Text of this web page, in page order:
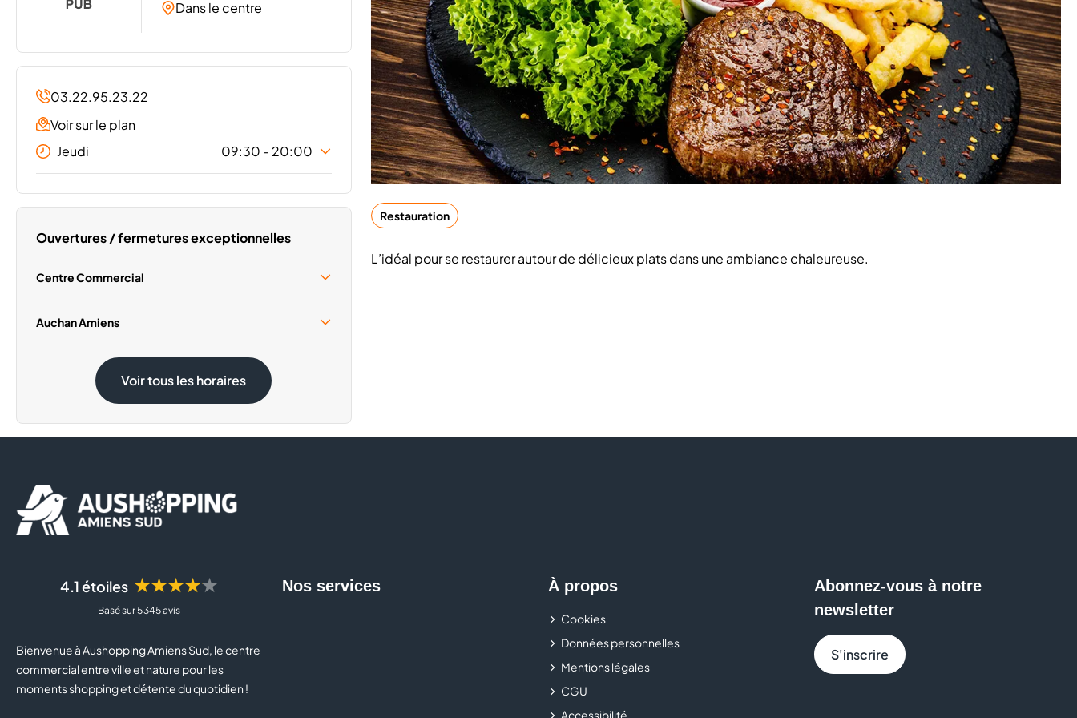
Dans le centre
03.22.95.23.22
Voir sur le plan
Jeudi
09:30 - 20:00
Lundi
09:30 - 20:00
Mercredi
09:30 - 20:00
Samedi
Ouvertures / fermetures exceptionnelles
Centre Commercial
Samedi 15 Août
Auchan Amiens
Samedi 15 Août
09:00 - 20:00
Voir tous les horaires
Restauration
L’idéal pour se restaurer autour de délicieux plats dans une ambiance chaleureuse.
4.1 étoiles ★★★★★
Basé sur 5 345 avis
Bienvenue à Aushopping Amiens Sud, le centre
commercial entre ville et nature pour les
moments shopping et détente du quotidien !
Nos services À propos
Cookies
Données personnelles
Mentions légales
CGU
Accessibilité
Abonnez-vous à notre
newsletter
S'inscrire